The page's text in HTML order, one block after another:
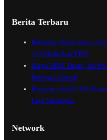
Berita Terbaru
Indonesia Dipastikan
ini Dikabulkan FIFA
Harga BBM Turun, Ini
Berbagai Daerah
Kejagung Ambil Alih
Lagi Tersangka
Network